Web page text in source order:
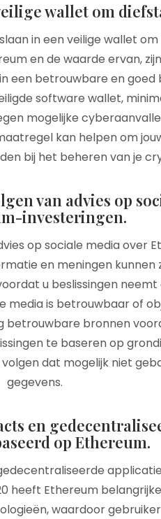
wallet om
in een veilige wallet
en de waarde ervan,
een betrouwbare en goed
software wallet,
mogelijke
kan helpen om
bij het beheren van je
van advies op
investeringen.
op sociale media over
en meningen kunnen
u beslissingen
media is betrouwbaar of
betrouwbare bronnen
te baseren op
dat mogelijk niet
gegevens.
en
op Ethereum.
heeft Ethereum
waardoor